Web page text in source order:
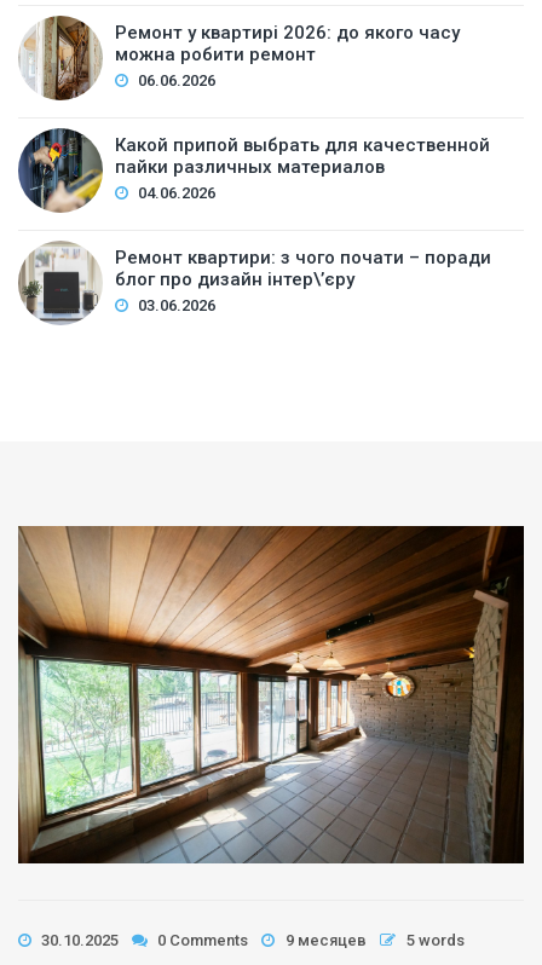
Ремонт у квартирі 2026: до якого часу
можна робити ремонт
06.06.2026
Какой припой выбрать для качественной
пайки различных материалов
04.06.2026
Ремонт квартири: з чого почати – поради
блог про дизайн інтер\’єру
03.06.2026
30.10.2025 0 Comments 9 месяцев 5 words